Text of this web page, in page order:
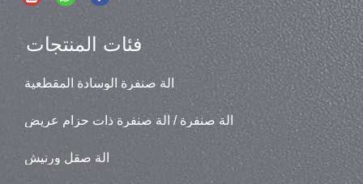
فئات المنتجات
آلة صنفرة الوسادة المقطعية
آلة صنفرة / آلة صنفرة ذات حزام عريض
آلة صقل ورنيش